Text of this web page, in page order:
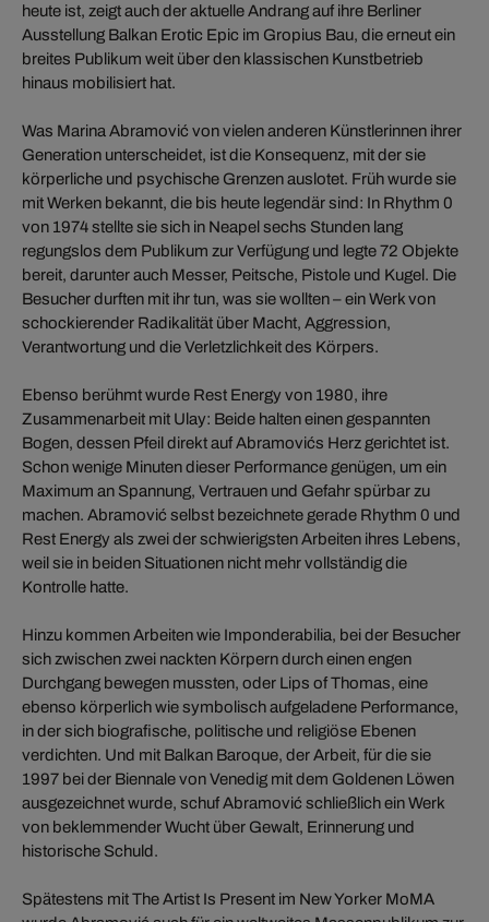
heute ist, zeigt auch der aktuelle Andrang auf ihre Berliner
Ausstellung Balkan Erotic Epic im Gropius Bau, die erneut ein
breites Publikum weit über den klassischen Kunstbetrieb
hinaus mobilisiert hat.
Was Marina Abramović von vielen anderen Künstlerinnen ihrer
Generation unterscheidet, ist die Konsequenz, mit der sie
körperliche und psychische Grenzen auslotet. Früh wurde sie
mit Werken bekannt, die bis heute legendär sind: In Rhythm 0
von 1974 stellte sie sich in Neapel sechs Stunden lang
regungslos dem Publikum zur Verfügung und legte 72 Objekte
bereit, darunter auch Messer, Peitsche, Pistole und Kugel. Die
Besucher durften mit ihr tun, was sie wollten – ein Werk von
schockierender Radikalität über Macht, Aggression,
Verantwortung und die Verletzlichkeit des Körpers.
Ebenso berühmt wurde Rest Energy von 1980, ihre
Zusammenarbeit mit Ulay: Beide halten einen gespannten
Bogen, dessen Pfeil direkt auf Abramovićs Herz gerichtet ist.
Schon wenige Minuten dieser Performance genügen, um ein
Maximum an Spannung, Vertrauen und Gefahr spürbar zu
machen. Abramović selbst bezeichnete gerade Rhythm 0 und
Rest Energy als zwei der schwierigsten Arbeiten ihres Lebens,
weil sie in beiden Situationen nicht mehr vollständig die
Kontrolle hatte.
Hinzu kommen Arbeiten wie Imponderabilia, bei der Besucher
sich zwischen zwei nackten Körpern durch einen engen
Durchgang bewegen mussten, oder Lips of Thomas, eine
ebenso körperlich wie symbolisch aufgeladene Performance,
in der sich biografische, politische und religiöse Ebenen
verdichten. Und mit Balkan Baroque, der Arbeit, für die sie
1997 bei der Biennale von Venedig mit dem Goldenen Löwen
ausgezeichnet wurde, schuf Abramović schließlich ein Werk
von beklemmender Wucht über Gewalt, Erinnerung und
historische Schuld.
Spätestens mit The Artist Is Present im New Yorker MoMA